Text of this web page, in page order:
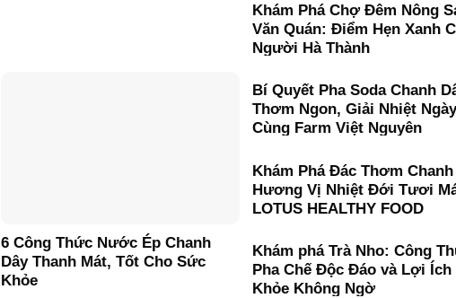
Khám Phá Chợ Đêm Nông
Văn Quán: Điểm Hẹn Xanh
Người Hà Thành
6 Công Thức Nước Ép Chanh
Dây Thanh Mát, Tốt Cho Sức
Khỏe
Bí Quyết Pha Soda Chanh
Thơm Ngon, Giải Nhiệt
Cùng Farm Việt Nguyên
Khám Phá Đác Thơm Chanh
Hương Vị Nhiệt Đới Tươi
LOTUS HEALTHY FOOD
Khám phá Trà Nho: Công
Pha Chế Độc Đáo và Lợi Ích
Khỏe Không Ngờ